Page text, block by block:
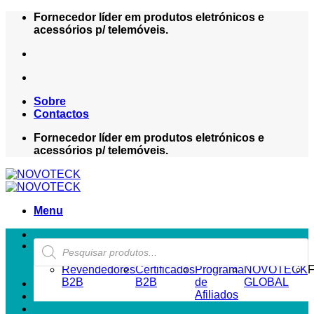
Skip
Fornecedor líder em produtos eletrónicos e
acessórios p/ telemóveis.
Sobre
Contactos
Fornecedor líder em produtos eletrónicos e
acessórios p/ telemóveis.
Menu
Products
search
ZONA REVENDEDOR-B2B
Revendedores
B2B
Certificados
B2B
Programa
de
Afiliados
NOVOTECK
GLOBAL